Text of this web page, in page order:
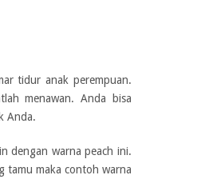
tidur anak perempuan.
menawan. Anda bisa
Anda.
dengan warna peach ini.
tamu maka contoh warna